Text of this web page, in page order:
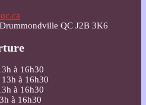
QC J2B 3K6
à 16h30
à 16h30
à 16h30
à 16h30